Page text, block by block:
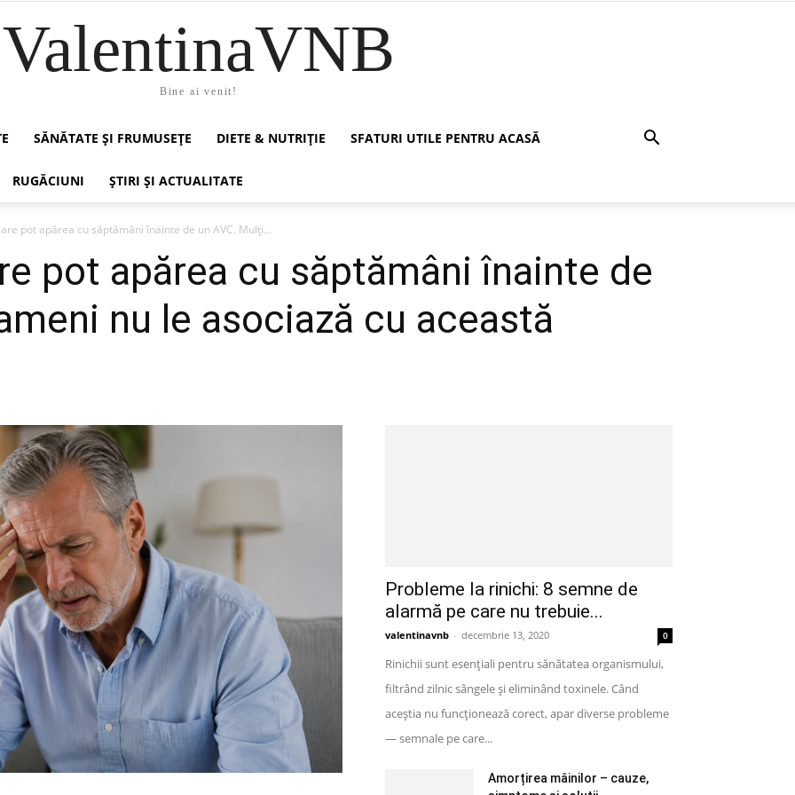
ValentinaVNB
Bine ai venit!
SĂNĂTATE ȘI FRUMUSEȚE DIETE & NUTRIȚIE SFATURI UTILE PENTRU ACASĂ
RUGĂCIUNI ȘTIRI ȘI ACTUALITATE
pot apărea cu săptămâni înainte de un AVC. Mulți...
pot apărea cu săptămâni înainte de
nu le asociază cu această
Probleme la rinichi: 8 semne de
alarmă pe care nu trebuie...
valentinavnb - decembrie 13, 2020 0
Rinichii sunt esențiali pentru sănătatea organismului,
filtrând zilnic sângele și eliminând toxinele. Când
aceștia nu funcționează corect, apar diverse probleme
— semnale pe care...
Amorțirea mâinilor – cauze,